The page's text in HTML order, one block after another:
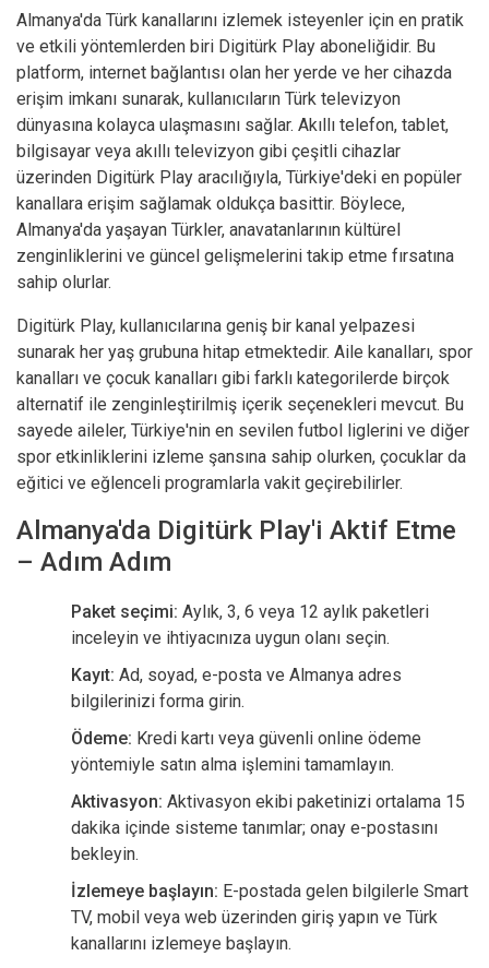
Almanya'da Türk kanallarını izlemek isteyenler için en pratik
ve etkili yöntemlerden biri Digitürk Play aboneliğidir. Bu
platform, internet bağlantısı olan her yerde ve her cihazda
erişim imkanı sunarak, kullanıcıların Türk televizyon
dünyasına kolayca ulaşmasını sağlar. Akıllı telefon, tablet,
bilgisayar veya akıllı televizyon gibi çeşitli cihazlar
üzerinden Digitürk Play aracılığıyla, Türkiye'deki en popüler
kanallara erişim sağlamak oldukça basittir. Böylece,
Almanya'da yaşayan Türkler, anavatanlarının kültürel
zenginliklerini ve güncel gelişmelerini takip etme fırsatına
sahip olurlar.
Digitürk Play, kullanıcılarına geniş bir kanal yelpazesi
sunarak her yaş grubuna hitap etmektedir. Aile kanalları, spor
kanalları ve çocuk kanalları gibi farklı kategorilerde birçok
alternatif ile zenginleştirilmiş içerik seçenekleri mevcut. Bu
sayede aileler, Türkiye'nin en sevilen futbol liglerini ve diğer
spor etkinliklerini izleme şansına sahip olurken, çocuklar da
eğitici ve eğlenceli programlarla vakit geçirebilirler.
Almanya'da Digitürk Play'i Aktif Etme
– Adım Adım
Paket seçimi: Aylık, 3, 6 veya 12 aylık paketleri
inceleyin ve ihtiyacınıza uygun olanı seçin.
Kayıt: Ad, soyad, e-posta ve Almanya adres
bilgilerinizi forma girin.
Ödeme: Kredi kartı veya güvenli online ödeme
yöntemiyle satın alma işlemini tamamlayın.
Aktivasyon: Aktivasyon ekibi paketinizi ortalama 15
dakika içinde sisteme tanımlar; onay e-postasını
bekleyin.
İzlemeye başlayın: E-postada gelen bilgilerle Smart
TV, mobil veya web üzerinden giriş yapın ve Türk
kanallarını izlemeye başlayın.